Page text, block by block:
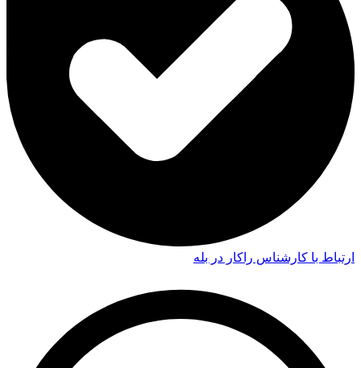
ارتباط با کارشناس راکار در بله